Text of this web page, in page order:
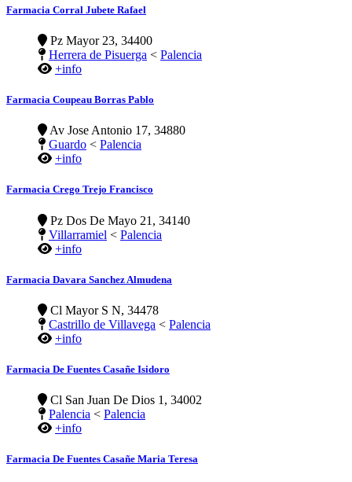
Farmacia Corral Jubete Rafael
Pz Mayor 23, 34400
Herrera de Pisuerga < Palencia
+info
Farmacia Coupeau Borras Pablo
Av Jose Antonio 17, 34880
Guardo < Palencia
+info
Farmacia Crego Trejo Francisco
Pz Dos De Mayo 21, 34140
Villarramiel < Palencia
+info
Farmacia Davara Sanchez Almudena
Cl Mayor S N, 34478
Castrillo de Villavega < Palencia
+info
Farmacia De Fuentes Casañe Isidoro
Cl San Juan De Dios 1, 34002
Palencia < Palencia
+info
Farmacia De Fuentes Casañe Maria Teresa